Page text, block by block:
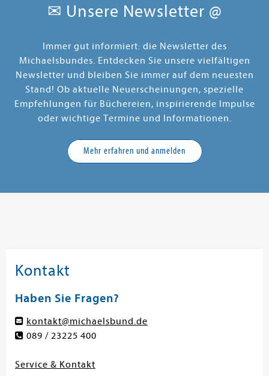
✉ Unsere Newsletter @
Immer gut informiert: die Newsletter des
Michaelsbundes. Entdecken Sie unsere vielfältigen
Newsletter und bleiben Sie immer auf dem neuesten
Stand! Ob aktuelle Neuerscheinungen, spezielle
Empfehlungen für Büchereien, inspirierende Impulse
oder wichtige Termine und Informationen.
Mehr erfahren und anmelden
Kontakt
Haben Sie Fragen?
kontakt@michaelsbund.de
089 / 23225 400
Service & Kontakt